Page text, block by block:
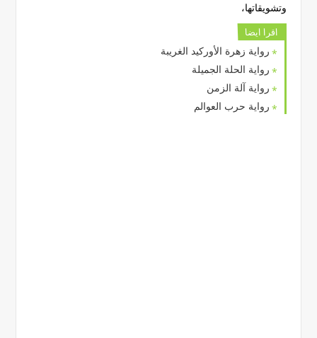
وتشويقاتها،
اقرا ايضا
رواية زهرة الأوركيد الغريبة
رواية الحلة الجميلة
رواية آلة الزمن
رواية حرب العوالم